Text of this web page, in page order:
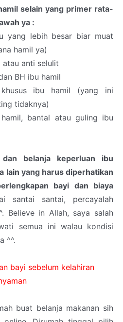
selain yang primer rata-
ya :
yang lebih besar biar muat
hamil ya)
atau anti selulit
BH ibu hamil
ibu hamil (yang ini
tidaknya)
bantal atau guling ibu
belanja keperluan ibu
lain yang harus diperhatikan
bayi dan biaya
santai santai, percayalah
Believe in Allah, saya salah
semua ini walau kondisi
^^.
bayi sebelum kelahiran
buat belanja makanan sih